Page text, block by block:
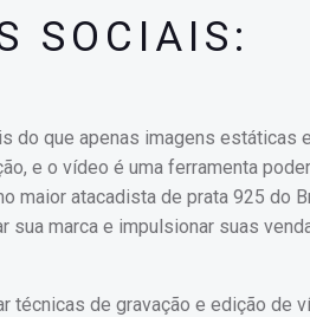
SOCIAIS:
do que apenas imagens estáticas
e o vídeo é uma ferramenta
maior atacadista de prata 925 do
marca e impulsionar suas
técnicas de gravação e edição de